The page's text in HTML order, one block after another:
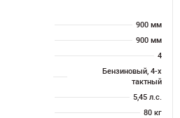
900 мм
900 мм
4
Бензиновый, 4-х
тактный
5,45 л.с.
80 кг